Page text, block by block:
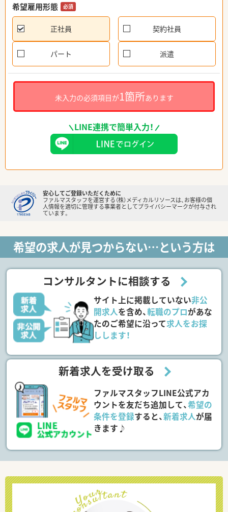
希望雇用形態 必須
正社員 契約社員
パート 派遣
未入力の必須項目が1箇所あります
LINE連携で簡単入力！
安心してご登録いただくために
ファルマスタッフを運営する（株）メディカルリソースは、お客様の個
人情報を適切に管理する事業者としてプライバシーマークが付与され
ています。
希望の求人が見つからない…という方は
コンサルタントに相談する
サイト上に掲載していない非公
開求人を含め、転職のプロがあな
たのご希望に沿って求人をお探
しします！
新着求人を受け取る
ファルマスタッフLINE公式アカ
ウントを友だち追加して、希望の
条件を登録すると、新着求人が届
きます♪